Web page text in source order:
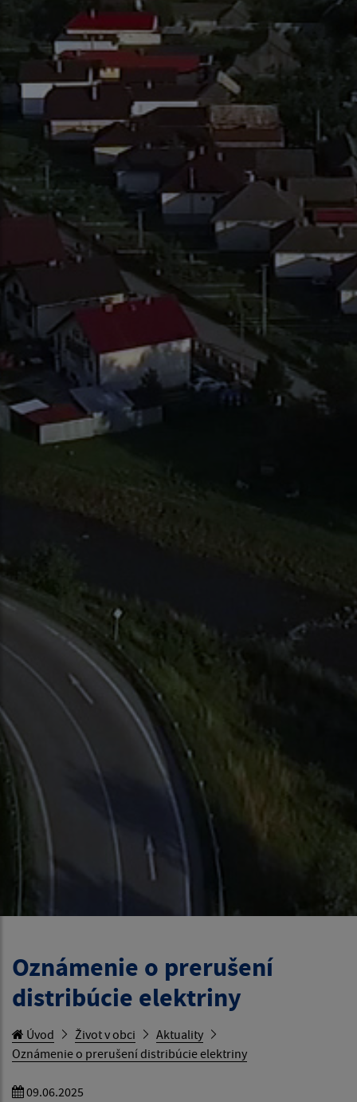
Oznámenie o prerušení
distribúcie elektriny
Úvod Život v obci
Aktuality
Oznámenie o prerušení distribúcie elektriny
09.06.2025